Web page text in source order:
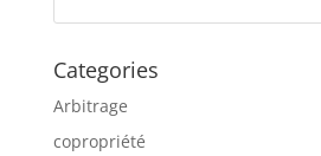
Categories
Arbitrage
copropriété